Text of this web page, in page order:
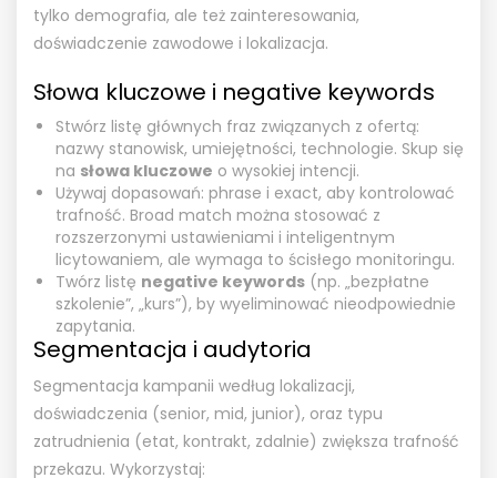
tylko demografia, ale też zainteresowania,
doświadczenie zawodowe i lokalizacja.
Słowa kluczowe i negative keywords
Stwórz listę głównych fraz związanych z ofertą:
nazwy stanowisk, umiejętności, technologie. Skup się
na słowa kluczowe o wysokiej intencji.
Używaj dopasowań: phrase i exact, aby kontrolować
trafność. Broad match można stosować z
rozszerzonymi ustawieniami i inteligentnym
licytowaniem, ale wymaga to ścisłego monitoringu.
Twórz listę negative keywords (np. „bezpłatne
szkolenie”, „kurs”), by wyeliminować nieodpowiednie
zapytania.
Segmentacja i audytoria
Segmentacja kampanii według lokalizacji,
doświadczenia (senior, mid, junior), oraz typu
zatrudnienia (etat, kontrakt, zdalnie) zwiększa trafność
przekazu. Wykorzystaj: